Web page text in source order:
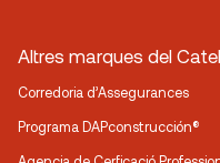
Altres marques del
Corredoria d’Assegurances
Programa DAPconstrucción®